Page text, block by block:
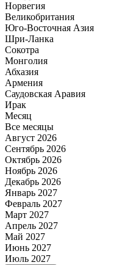
Норвегия
Великобритания
Юго-Восточная Азия
Шри-Ланка
Сокотра
Монголия
Абхазия
Армения
Саудовская Аравия
Ирак
Месяц
Все месяцы
Август 2026
Сентябрь 2026
Октябрь 2026
Ноябрь 2026
Декабрь 2026
Январь 2027
Февраль 2027
Март 2027
Апрель 2027
Май 2027
Июнь 2027
Июль 2027